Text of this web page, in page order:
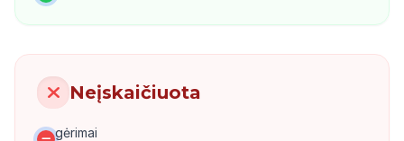
Neįskaičiuota
gėrimai